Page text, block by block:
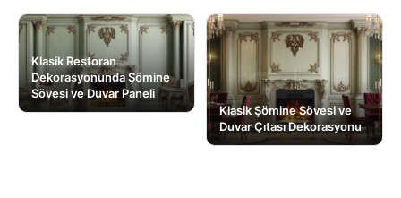
Klasik Restoran
Dekorasyonunda Şömine
Sövesi ve Duvar Paneli
Klasik Şömine Sövesi ve
Duvar Çıtası Dekorasyonu